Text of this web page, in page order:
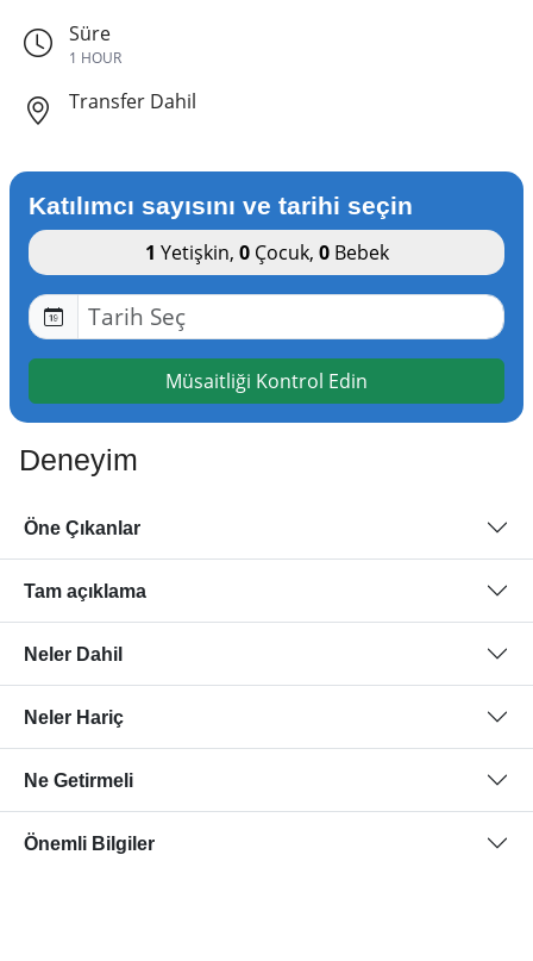
Süre
1 HOUR
Transfer Dahil
Katılımcı sayısını ve tarihi seçin
1 Yetişkin, 0Çocuk, 0Bebek
Müsaitliği Kontrol Edin
Deneyim
Öne Çıkanlar
Tam açıklama
Neler Dahil
Neler Hariç
Ne Getirmeli
Önemli Bilgiler